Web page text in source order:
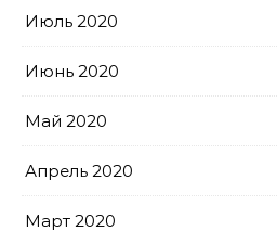
Июль 2020
Июнь 2020
Май 2020
Апрель 2020
Март 2020